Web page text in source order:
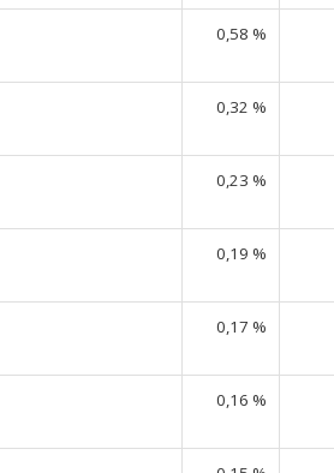
0,58 %
0,32 %
0,23 %
0,19 %
0,17 %
0,16 %